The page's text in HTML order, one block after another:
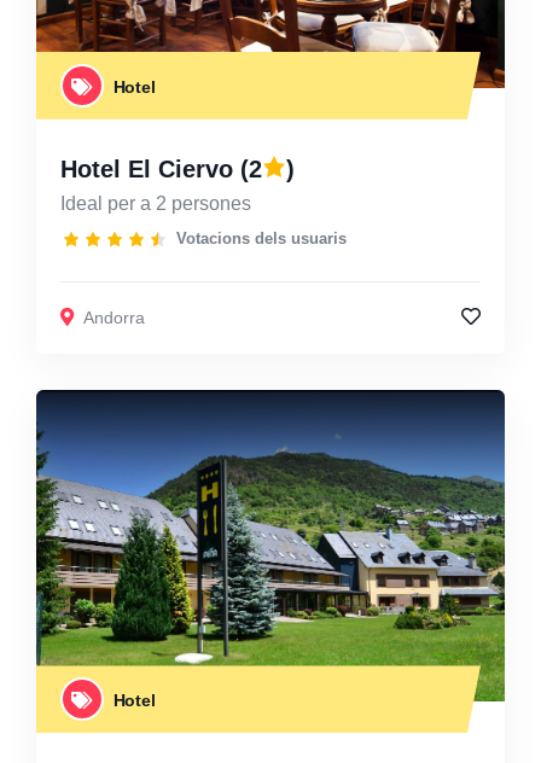
Hotel
Hotel El Ciervo (2 )
Ideal per a 2 persones
Votacions dels usuaris
Andorra
Hotel